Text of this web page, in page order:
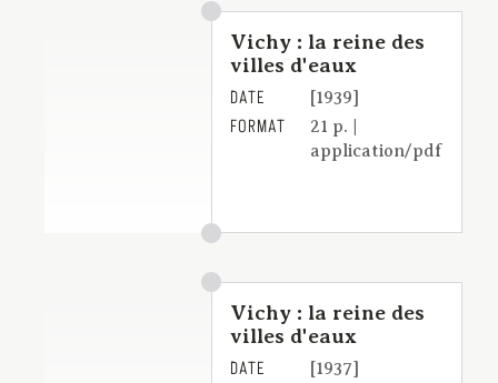
Vichy : la reine des
villes d'eaux
DATE [1939]
FORMAT
21 p. |
application/pdf
Vichy : la reine des
villes d'eaux
DATE [1937]